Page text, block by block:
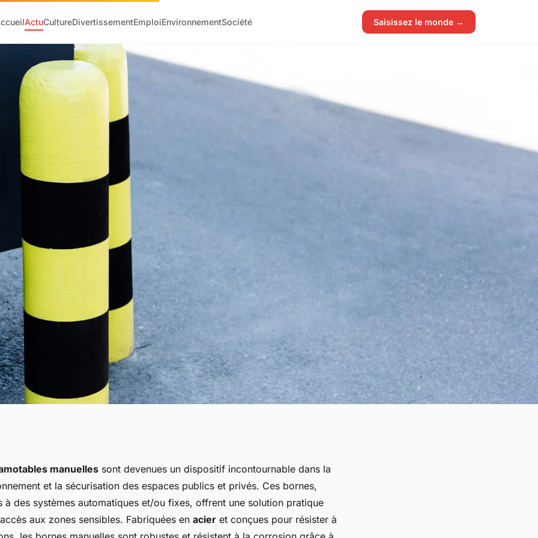
ActuCultureDivertissementEmploiEnvironnementSociété Saisissez le monde →
des bornes
?
manuelles sont devenues un dispositif incontournable dans la
et la sécurisation des espaces publics et privés. Ces bornes,
à des systèmes automatiques et/ou fixes, offrent une solution pratique
aux zones sensibles. Fabriquées en acier et conçues pour résister à